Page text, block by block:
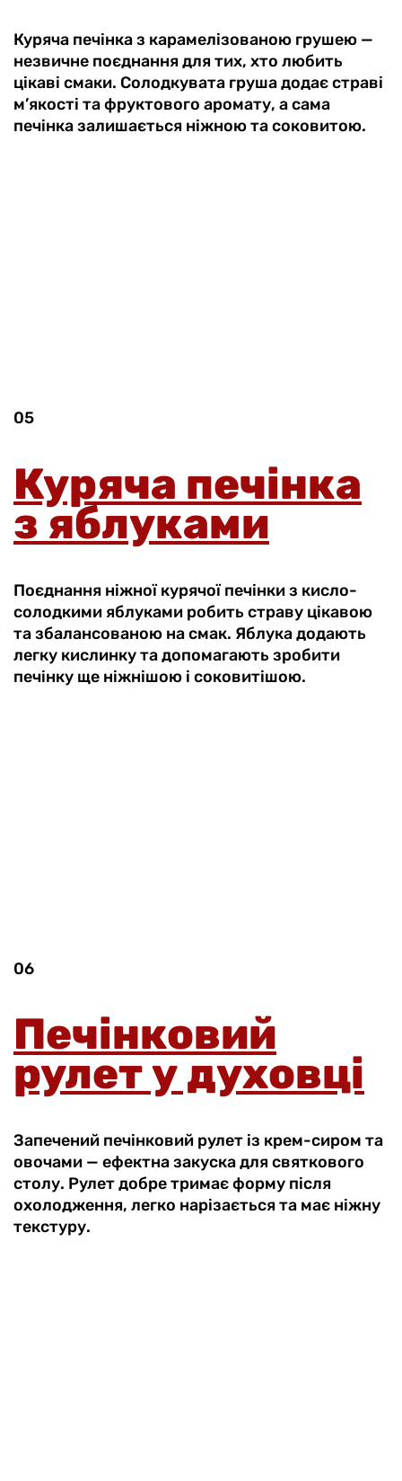
Куряча печінка з карамелізованою грушею —
незвичне поєднання для тих, хто любить
цікаві смаки. Солодкувата груша додає страві
м’якості та фруктового аромату, а сама
печінка залишається ніжною та соковитою.
05
Куряча печінка
з яблуками
Поєднання ніжної курячої печінки з кисло-
солодкими яблуками робить страву цікавою
та збалансованою на смак. Яблука додають
легку кислинку та допомагають зробити
печінку ще ніжнішою і соковитішою.
06
Печінковий
рулет у духовці
Запечений печінковий рулет із крем-сиром та
овочами — ефектна закуска для святкового
столу. Рулет добре тримає форму після
охолодження, легко нарізається та має ніжну
текстуру.